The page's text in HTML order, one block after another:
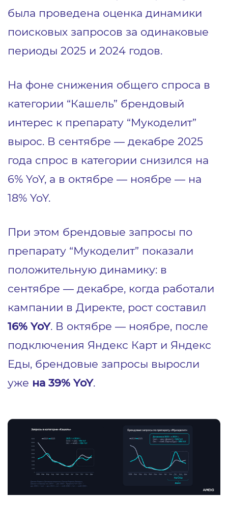
была проведена оценка динамики
поисковых запросов за одинаковые
периоды 2025 и 2024 годов.
На фоне снижения общего спроса в
категории “Кашель” брендовый
интерес к препарату “Мукоделит”
вырос. В сентябре — декабре 2025
года спрос в категории снизился на
6% YoY, а в октябре — ноябре — на
18% YoY.
При этом брендовые запросы по
препарату “Мукоделит” показали
положительную динамику: в
сентябре — декабре, когда работали
кампании в Директе, рост составил
16% YoY. В октябре — ноябре, после
подключения Яндекс Карт и Яндекс
Еды, брендовые запросы выросли
уже на 39% YoY.